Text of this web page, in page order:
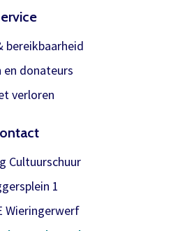
we het
via de bestelknop
bereikbaarheid
en donateurs
verloren
Cultuurschuur
1
Wieringerwerf